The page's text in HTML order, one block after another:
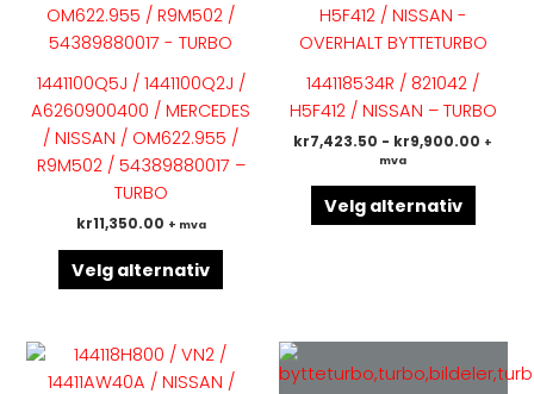
1441100Q5J / 1441100Q2J /
A6260900400 / MERCEDES
/ NISSAN / OM622.955 /
R9M502 / 54389880017 –
TURBO
kr11,350.00 + mva
Velg alternativ
produktet
har
flere
varianter.
Alternativene
kan
velges
produktsiden
144118534R / 821042 /
H5F412 / NISSAN – TURBO
kr7,423.50 - kr9,900.00 +
mva
Velg alternativ
har
flere
kan
Dette
produktet